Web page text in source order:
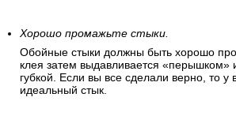
Хорошо промажьте стыки.
Обойные стыки должны быть хорошо
клея затем выдавливается «перышком»
губкой. Если вы все сделали верно, то у
идеальный стык.